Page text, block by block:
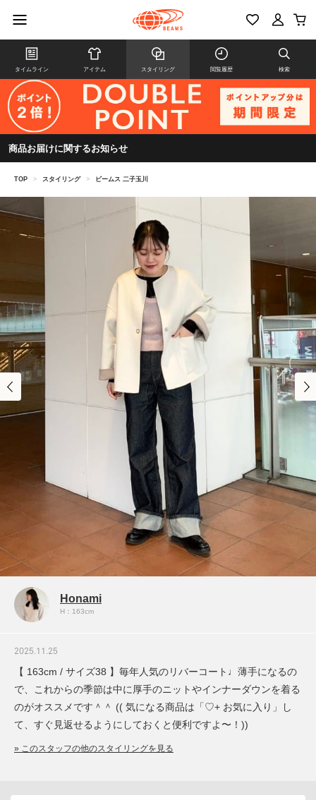
タイムライン アイテム スタイリング 閲覧履歴 検索
商品お届けに関するお知らせ
TOP > スタイリング > ビームス 二子玉川
Honami
H：163cm
2025.11.25
【 163cm / サイズ38 】毎年人気のリバーコート♩薄手になるの
で、これからの季節は中に厚手のニットやインナーダウンを着る
のがオススメです＾＾ (( 気になる商品は「♡+ お気に入り」し
て、すぐ見返せるようにしておくと便利ですよ〜！))
» このスタッフの他のスタイリングを見る